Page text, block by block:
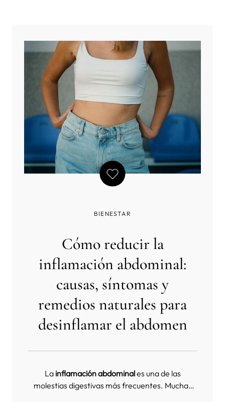
BIENESTAR
Cómo reducir la
inflamación abdominal:
causas, síntomas y
remedios naturales para
desinflamar el abdomen
La inflamación abdominales una de las
molestias digestivas más frecuentes. Muchas